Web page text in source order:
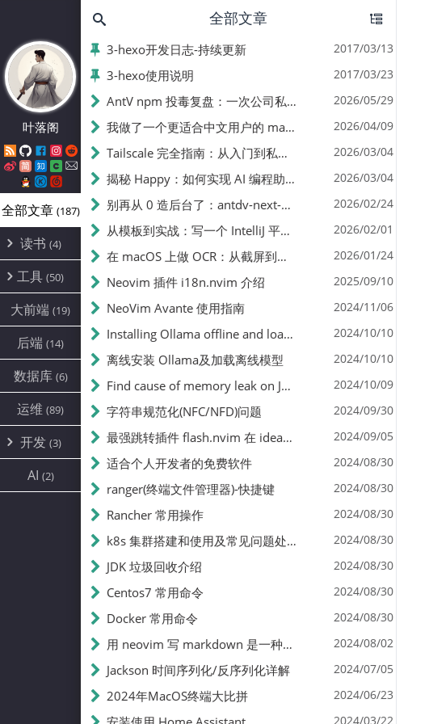
叶落阁
全部文章 (187)
读书 (4)
书单
阅读笔记(3)
工具 (50)
软件记录
git(8)
hexo(24)
IDEA
IOT
vim(3)
大前端 (19)
后端 (14)
数据库 (6)
运维 (89)
开发 (3)
java
swift(2)
AI (2)
全部文章
3-hexo开发日志-持续更新 2017/03/13
3-hexo使用说明 2017/03/23
AntV npm 投毒复盘：一次公司私服缓存恶意包引发的账号封禁事件 2026/05/29
我做了一个更适合中文用户的 macOS 菜单栏日历：Calendar Pro 2026/04/09
Tailscale 完全指南：从入门到私有 DERP 部署 2026/03/04
揭秘 Happy：如何实现 AI 编程助手输出的实时同步 2026/03/04
别再从 0 造后台了：antdv-next-admin，开箱即用的 Vue 3 中后台脚手架 2026/02/24
从模板到实战：写一个 IntelliJ 平台插件（以 I18n Toolkit 为例） 2026/02/01
在 macOS 上做 OCR：从截屏到可点词的实践笔记 2026/01/24
Neovim 插件 i18n.nvim 介绍 2025/09/10
NeoVim Avante 使用指南 2024/11/06
Installing Ollama offline and loading offline models 2024/10/10
离线安装 Ollama及加载离线模型 2024/10/10
Find cause of memory leak on Java 2024/10/09
字符串规范化(NFC/NFD)问题 2024/09/30
最强跳转插件 flash.nvim 在 ideavim 上使用是中什么体验 2024/09/05
适合个人开发者的免费软件 2024/08/30
ranger(终端文件管理器)-快捷键 2024/08/30
Rancher 常用操作 2024/08/30
k8s 集群搭建和使用及常见问题处理 2024/08/30
JDK 垃圾回收介绍 2024/08/30
Centos7 常用命令 2024/08/30
Docker 常用命令 2024/08/30
用 neovim 写 markdown 是一种什么样的体验(含技巧) 2024/08/02
Jackson 时间序列化/反序列化详解 2024/07/05
2024年MacOS终端大比拼 2024/06/23
2024/03/22
<